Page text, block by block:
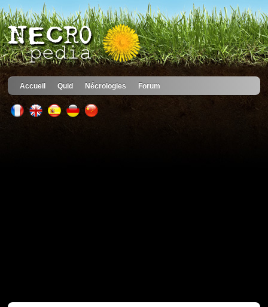
Accueil Quid Nécrologies Forum